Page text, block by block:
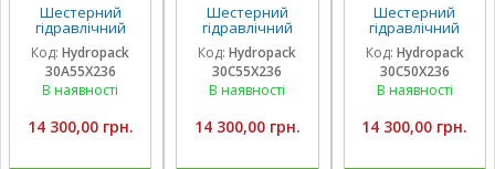
Шестерний
гідравлічний
насос Hydropack
30A55X236 (55
см3) лівого
обертання
Код: Hydropack
30A55X236
В наявності
14 300,00 грн.
Шестерний
гідравлічний
насос Hydropack
30C55X236 (55
см3) правого
обертання
Код: Hydropack
30C55X236
В наявності
14 300,00 грн.
Шестерний
гідравлічний
насос Hydropack
30C50X236 (50
см3) правого
обертання
Код: Hydropack
30C50X236
В наявності
14 300,00 грн.